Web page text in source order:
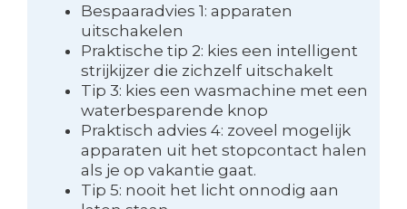
Bespaaradvies 1: apparaten
uitschakelen
Praktische tip 2: kies een intelligent
strijkijzer die zichzelf uitschakelt
Tip 3: kies een wasmachine met een
waterbesparende knop
Praktisch advies 4: zoveel mogelijk
apparaten uit het stopcontact halen
als je op vakantie gaat.
Tip 5: nooit het licht onnodig aan